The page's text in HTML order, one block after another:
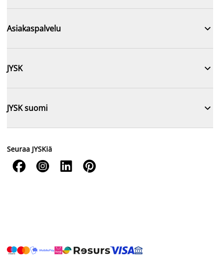
Asiakaspalvelu 
JYSK 
JYSK suomi 
Seuraa JYSKiä
   